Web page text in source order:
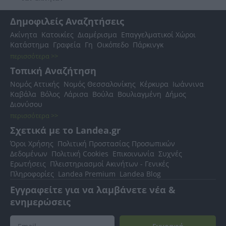
Δημοφιλείς Αναζητήσεις
Ακίνητα Κατοικίες Διαμέρισμα Επαγγελματικοί Χώροι
Κατάστημα Γραφεία Γη Οικόπεδο Πάρκινγκ
περισσότερα >>
Τοπική Αναζήτηση
Νομός Αττικής Νομός Θεσσαλονίκης Κέρκυρα Ιωάννινα
Καβάλα Βόλος Λάρισα Βούλα Βουλιαγμένη Δήμος
Διονύσου
περισσότερα >>
Σχετικά με το Landea.gr
Όροι Χρήσης Πολιτική Προστασίας Προσωπικών
Δεδομένων Πολιτική Cookies Επικοινωνία Συχνές
Ερωτήσεις Πλειστηριασμοί Ακινήτων - Γενικές
Πληροφορίες Landea Premium Landea Blog
Εγγραφείτε για να λαμβάνετε νέα &
ενημερώσεις